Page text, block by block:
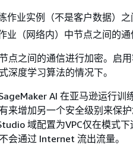
作业实例（不是客户数据）之
业（网络内）中节点之间的通
点之间的通信进行加密。启
深度学习算法的情况下。
AI 在亚马逊运行训
来增加另一个安全级别来保
域配置为VPC仅在模式
会通过 Internet 流出流量。